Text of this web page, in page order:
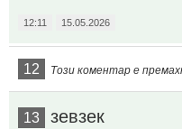
12:11 15.05.2026
12 Този коментар е
13 зевзек